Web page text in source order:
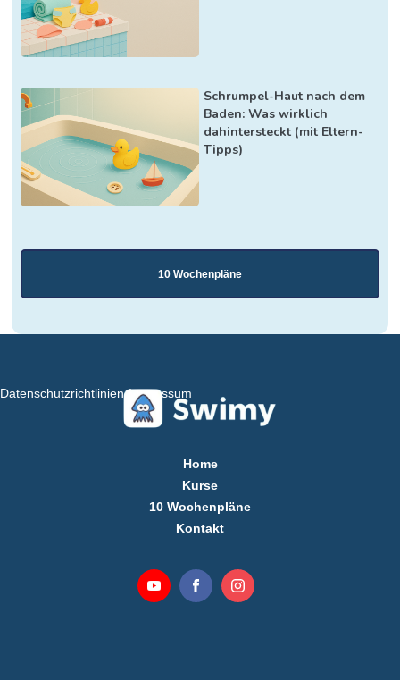
Schrumpel-Haut nach dem
Baden: Was wirklich
dahintersteckt (mit Eltern-
Tipps)
10 Wochenpläne
Datenschutzrichtlinien Impressum
Home
Kurse
10 Wochenpläne
Kontakt